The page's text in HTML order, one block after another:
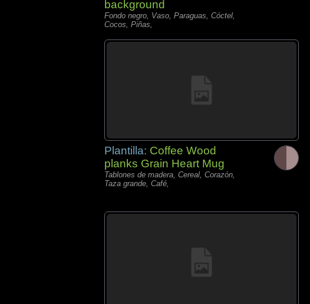
background
Fondo negro, Vaso, Paraguas, Cóctel,
Cocos, Piñas,
Plantilla: Coffee Wood
planks Grain Heart Mug
Tablones de madera, Cereal, Corazón,
Taza grande, Café,